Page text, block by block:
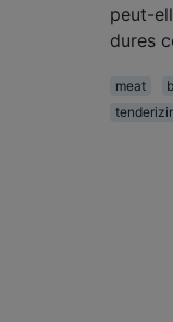
peut-
dures
meat